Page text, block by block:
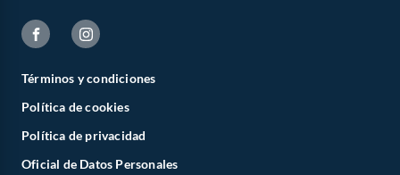
Términos y condiciones
Política de cookies
Política de privacidad
Oficial de Datos Personales